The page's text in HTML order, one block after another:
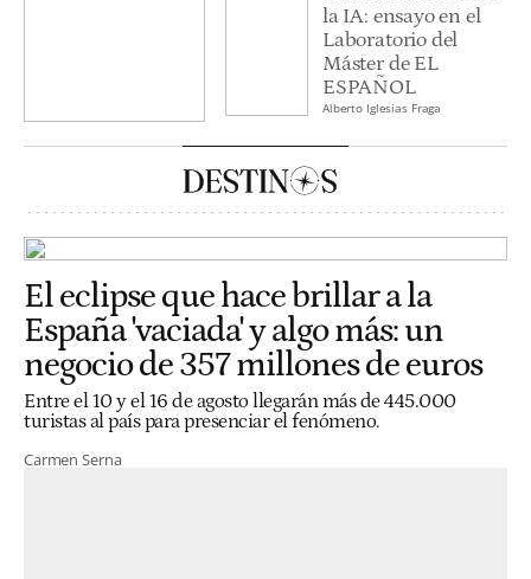
la IA: ensayo en el
Laboratorio del
Máster de EL
ESPAÑOL
Alberto Iglesias Fraga
El eclipse que hace brillar a la
España 'vaciada' y algo más: un
negocio de 357 millones de euros
Entre el 10 y el 16 de agosto llegarán más de 445.000
turistas al país para presenciar el fenómeno.
Carmen Serna